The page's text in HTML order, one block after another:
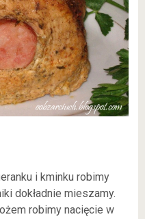
i kminku robimy
dokładnie mieszamy.
robimy nacięcie w